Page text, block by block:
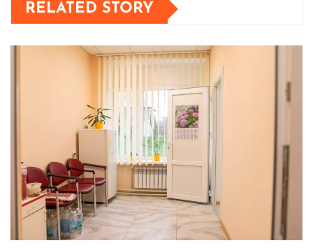
RELATED STORY